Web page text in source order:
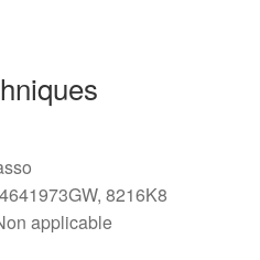
8216K8
applicable